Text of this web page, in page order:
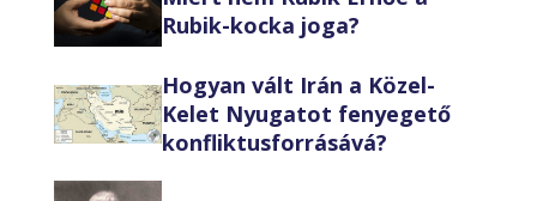
Rubik-kocka joga?
Hogyan vált Irán a Közel-
Kelet Nyugatot fenyegető
konfliktusforrásává?